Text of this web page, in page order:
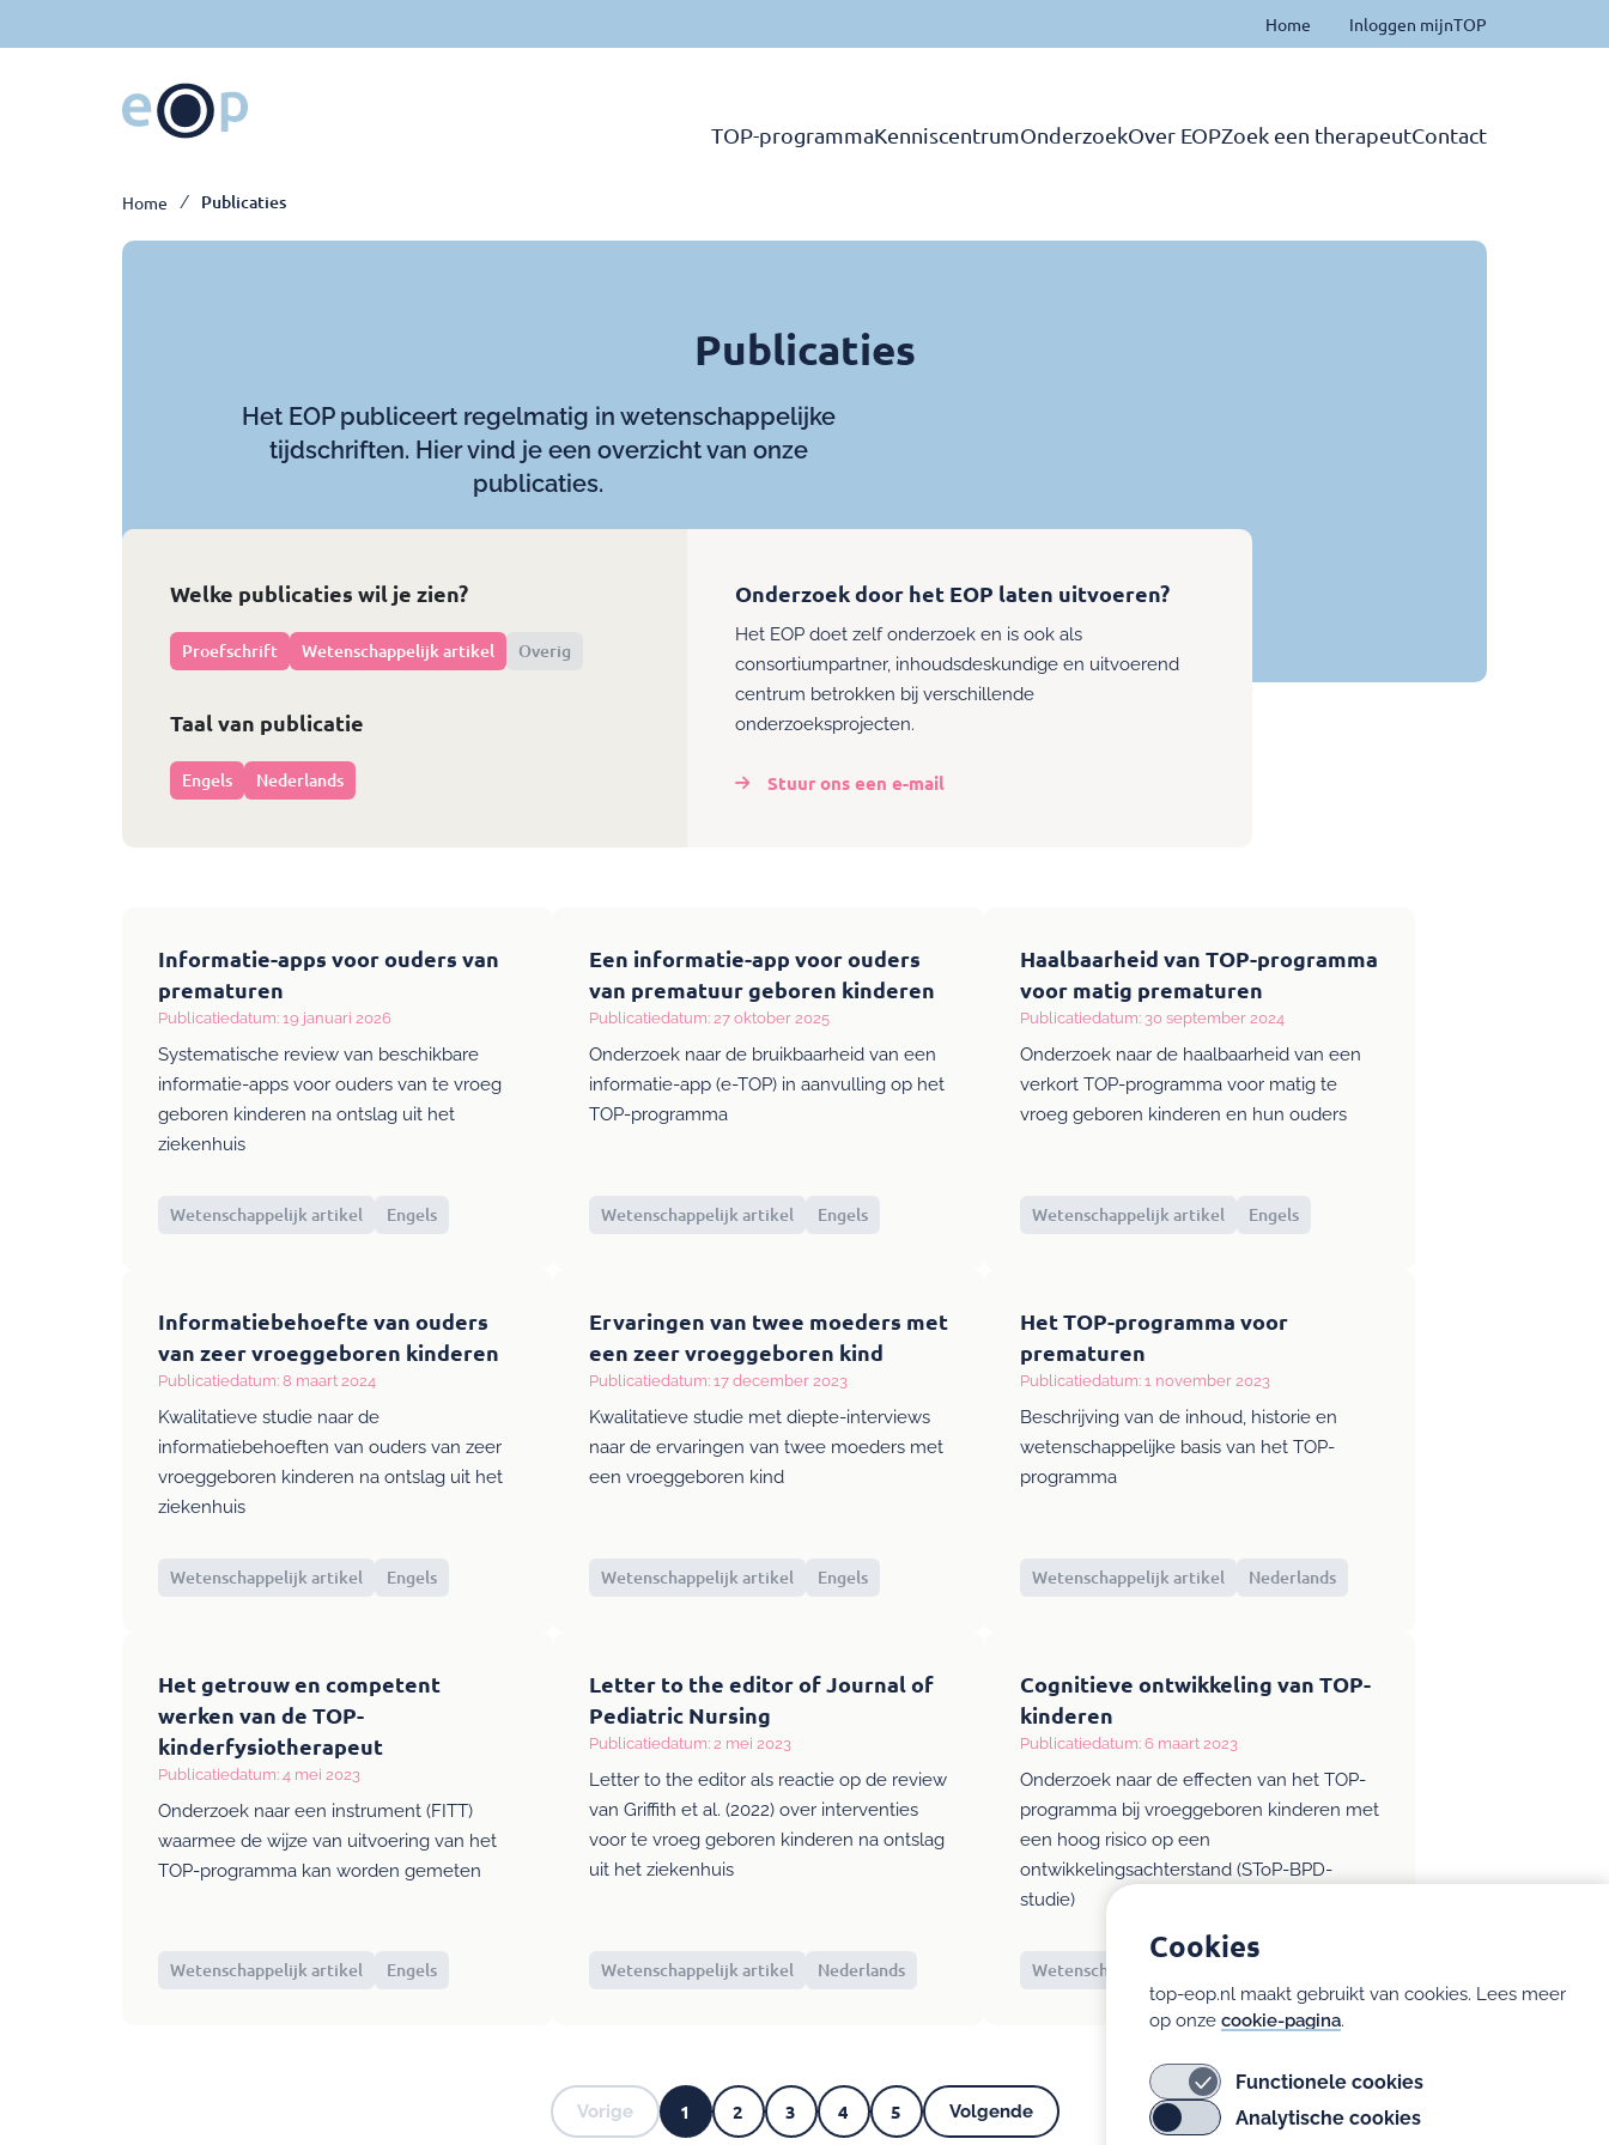
naar
Home Inloggen mijnTOP
TOP-programmaKenniscentrumOnderzoekOver EOPZoek een therapeutContact
Breadcrumb
Home Publicaties
Publicaties
Het EOP publiceert regelmatig in wetenschappelijke
tijdschriften. Hier vind je een overzicht van onze
publicaties.
Welke publicaties wil je zien?
Proefschrift Wetenschappelijk artikel Overig
Taal van publicatie
Engels Nederlands
Onderzoek door het EOP laten uitvoeren?
Het EOP doet zelf onderzoek en is ook als
consortiumpartner, inhoudsdeskundige en uitvoerend
centrum betrokken bij verschillende
onderzoeksprojecten.
Stuur ons een e-mail
Informatie-apps voor ouders van
prematuren
Publicatiedatum: 19 januari 2026
Systematische review van beschikbare
informatie-apps voor ouders van te vroeg
geboren kinderen na ontslag uit het
ziekenhuis
Wetenschappelijk artikel Engels
Een informatie-app voor ouders
van prematuur geboren kinderen
Publicatiedatum: 27 oktober 2025
Onderzoek naar de bruikbaarheid van een
informatie-app (e-TOP) in aanvulling op het
TOP-programma
Wetenschappelijk artikel Engels
Haalbaarheid van TOP-programma
voor matig prematuren
Publicatiedatum: 30 september 2024
Onderzoek naar de haalbaarheid van een
verkort TOP-programma voor matig te
vroeg geboren kinderen en hun ouders
Wetenschappelijk artikel Engels
Informatiebehoefte van ouders
van zeer vroeggeboren kinderen
Publicatiedatum: 8 maart 2024
Kwalitatieve studie naar de
informatiebehoeften van ouders van zeer
vroeggeboren kinderen na ontslag uit het
ziekenhuis
Wetenschappelijk artikel Engels
Ervaringen van twee moeders met
een zeer vroeggeboren kind
Publicatiedatum: 17 december 2023
Kwalitatieve studie met diepte-interviews
naar de ervaringen van twee moeders met
een vroeggeboren kind
Wetenschappelijk artikel Engels
Het TOP-programma voor
prematuren
Publicatiedatum: 1 november 2023
Beschrijving van de inhoud, historie en
wetenschappelijke basis van het TOP-
programma
Wetenschappelijk artikel Nederlands
Het getrouw en competent
werken van de TOP-
kinderfysiotherapeut
Publicatiedatum: 4 mei 2023
Onderzoek naar een instrument (FITT)
waarmee de wijze van uitvoering van het
TOP-programma kan worden gemeten
Wetenschappelijk artikel Engels
Letter to the editor of Journal of
Pediatric Nursing
Publicatiedatum: 2 mei 2023
Letter to the editor als reactie op de review
van Griffith et al. (2022) over interventies
voor te vroeg geboren kinderen na ontslag
uit het ziekenhuis
Wetenschappelijk artikel Nederlands
Cognitieve ontwikkeling van TOP-
kinderen
Publicatiedatum: 6 maart 2023
Onderzoek naar de effecten van het TOP-
programma bij vroeggeboren kinderen met
een hoog risico op een
ontwikkelingsachterstand (SToP-BPD-
studie)
Wetenschappelijk artikel
Vorige
Vorige
Huidige
1
Pagina
2
Pagina
3
Pagina
4
Pagina
5
Volgende
Volgende
Cookies
top-eop.nl maakt gebruikt van cookies. Lees meer
op onze cookie-pagina.
Functionele cookies
Analytische cookies